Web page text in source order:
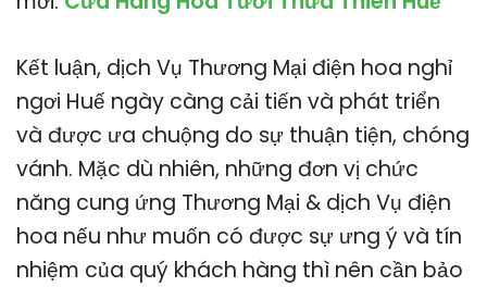
Kết luận, dịch Vụ Thương Mại điện hoa nghỉ
ngơi Huế ngày càng cải tiến và phát triển
và được ưa chuộng do sự thuận tiện, chóng
vánh. Mặc dù nhiên, những đơn vị chức
năng cung ứng Thương Mại & dịch Vụ điện
hoa nếu như muốn có được sự ưng ý và tín
nhiệm của quý khách hàng thì nên cần bảo